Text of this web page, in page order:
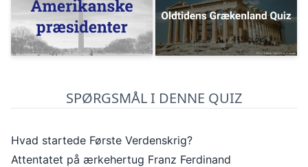
SPØRGSMÅL I DENNE QUIZ
Hvad startede Første Verdenskrig?
Attentatet på ærkehertug Franz Ferdinand